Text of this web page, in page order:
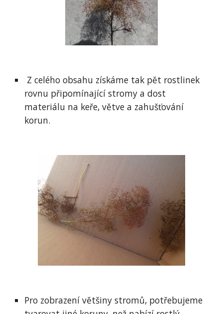
rovnu připomínající stromy a dost
materiálu na keře, větve a zahušťování
korun.
Pro zobrazení většiny stromů, potřebujeme